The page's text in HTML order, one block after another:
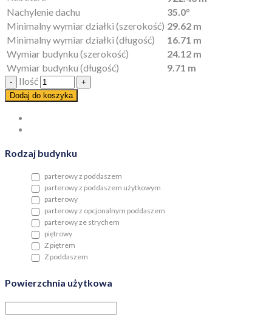
Nachylenie dachu
35.0°
Minimalny wymiar działki (szerokość) 29.62 m
Minimalny wymiar działki (długość)
16.71 m
Wymiar budynku (szerokość)
24.12 m
Wymiar budynku (długość)
9.71 m
Ilość
Dodaj do koszyka
Rodzaj budynku
parterowy z poddaszem
parterowy z poddaszem użytkowym
parterowy
parterowy z opcjonalnym poddaszem
parterowy ze strychem
piętrowy
Z piętrem
Z poddaszem
Powierzchnia użytkowa